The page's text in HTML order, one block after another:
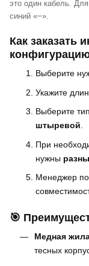
это один кабель.
синий «−».
Как заказать
Выберите
Укажите
Выберите
штыревой
При
нужны
Менеджер
🎯
Медная
тесных